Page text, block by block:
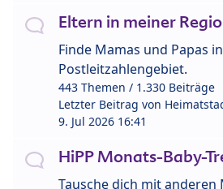
Eltern in meiner
Finde Mamas und Papas
Postleitzahlengebiet.
443 Themen / 1.330 Beiträge
Letzter Beitrag von
9. Jul 2026 16:41
HiPP Monats-Baby-
Tausche dich mit anderen